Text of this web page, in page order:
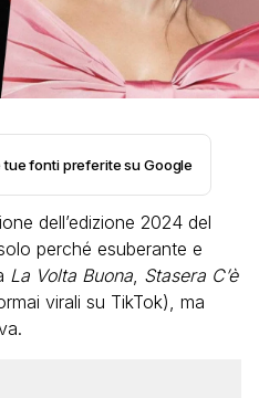
fonti preferite su Google
dell’edizione 2024 del
perché esuberante e
La Volta Buona, Stasera C’è
virali su TikTok), ma